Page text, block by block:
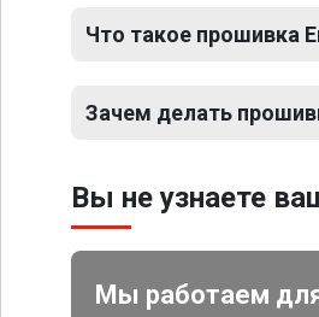
Что такое прошивка
Зачем делать
Вы не узнаете
Мы работаем для